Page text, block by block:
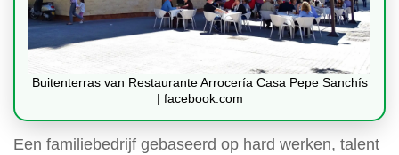
Buitenterras van Restaurante Arrocería Casa Pepe Sanchís
| facebook.com
Een familiebedrijf gebaseerd op hard werken, talent